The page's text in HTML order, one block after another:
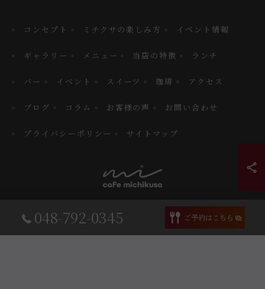
048-792-0345 ご予約はこちら
コンセプト ミチクサの楽しみ方 イベント情報
ギャラリー メニュー 当店の特徴 ランチ
バー イベント スイーツ 珈琲 アクセス
ブログ コラム お客様の声 お問い合わせ
プライバシーポリシー サイトマップ
© 2026 埼玉県見沼区のカフェならcafe MICHIKUSA ALL RIGHTS
RESERVED.